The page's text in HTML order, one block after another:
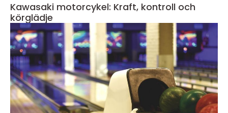
Kawasaki motorcykel: Kraft, kontroll och
körglädje